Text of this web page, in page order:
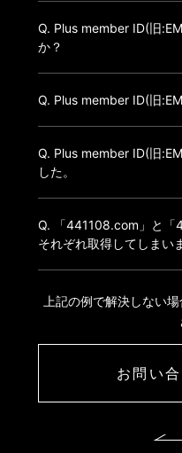
Q. Plus member ID(旧
か？
Q. Plus member ID(旧
Q. Plus member ID(旧
した。
Q. 「441108.com」と「
それぞれ取得してしまい
上記の例で解決しない
お問い